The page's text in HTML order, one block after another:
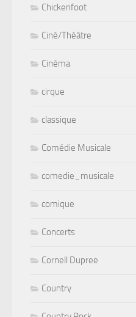
Chickenfoot
Ciné/Théâtre
Cinéma
cirque
classique
Comédie Musicale
comedie_musicale
comique
Concerts
Cornell Dupree
Country